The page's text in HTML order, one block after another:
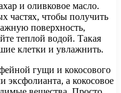
и оливковое масло.
частях, чтобы получить
поверхность,
теплой водой. Такая
клетки и увлажнить.
гущи и кокосового
эксфолианта, а кокосовое